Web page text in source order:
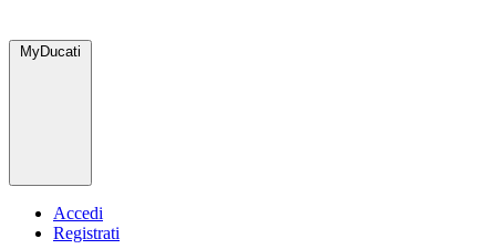
MyDucati
Accedi
Registrati